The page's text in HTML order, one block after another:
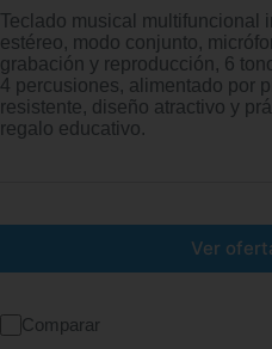
Teclado musical multifuncional
estéreo, modo conjunto,
grabación y reproducción, 6
4 percusiones, alimentado por
resistente, diseño atractivo y
regalo educativo.
Ver
Comparar